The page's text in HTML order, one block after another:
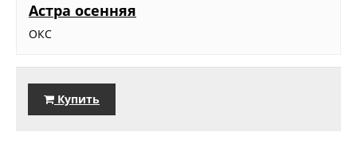
Астра осенняя
ОКС
Купить